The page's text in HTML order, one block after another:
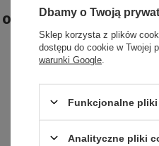
Dbamy o Twoją
Sklep korzysta z plików
dostępu do cookie w Twojej
warunki Google
Funkcjonalne
Analityczne pliki